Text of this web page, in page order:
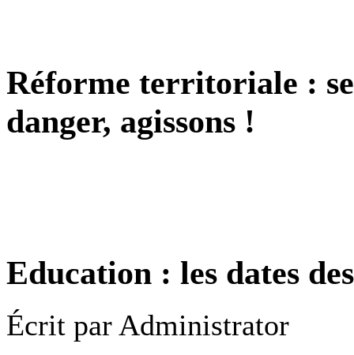
Réforme territoriale :
danger, agissons !
Education : les dates
Écrit par Administrator